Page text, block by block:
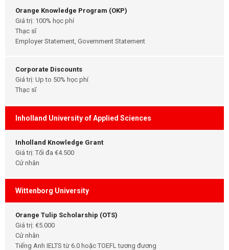
Orange Knowledge Program (OKP)
Giá trị: 100% học phí
Thạc sĩ
Employer Statement, Government Statement
Corporate Discounts
Giá trị: Up to 50% học phí
Thạc sĩ
Inholland University of Applied Sciences
Inholland Knowledge Grant
Giá trị: Tối đa €4.500
Cử nhân
Wittenborg University
Orange Tulip Scholarship (OTS)
Giá trị: €5.000
Cử nhân
Tiếng Anh IELTS từ 6.0 hoặc TOEFL tương đương